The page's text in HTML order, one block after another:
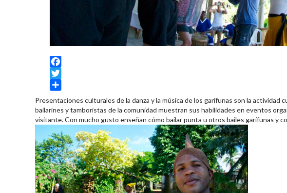
Facebook
Twitter
Presentaciones culturales de la danza y la música de los garifunas son la
bailarines y tamboristas de la comunidad muestran sus habilidades en eventos
visitante. Con mucho gusto enseñan cómo bailar punta u otros bailes garífunas y